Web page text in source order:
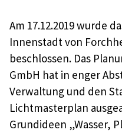
Am 17.12.2019 wurde
Innenstadt von
beschlossen. Das
GmbH hat in enger
Verwaltung und den
Lichtmasterplan
Grundideen „Wasser,